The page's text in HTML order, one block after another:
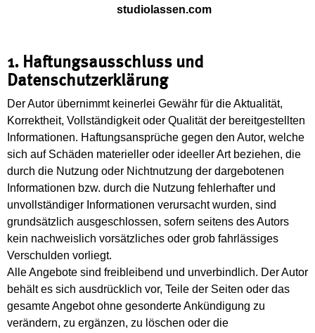
studiolassen.com
1. Haftungsausschluss und
Datenschutzerklärung
Der Autor übernimmt keinerlei Gewähr für die Aktualität,
Korrektheit, Vollständigkeit oder Qualität der bereitgestellten
Informationen. Haftungsansprüche gegen den Autor, welche
sich auf Schäden materieller oder ideeller Art beziehen, die
durch die Nutzung oder Nichtnutzung der dargebotenen
Informationen bzw. durch die Nutzung fehlerhafter und
unvollständiger Informationen verursacht wurden, sind
grundsätzlich ausgeschlossen, sofern seitens des Autors
kein nachweislich vorsätzliches oder grob fahrlässiges
Verschulden vorliegt.
Alle Angebote sind freibleibend und unverbindlich. Der Autor
behält es sich ausdrücklich vor, Teile der Seiten oder das
gesamte Angebot ohne gesonderte Ankündigung zu
verändern, zu ergänzen, zu löschen oder die